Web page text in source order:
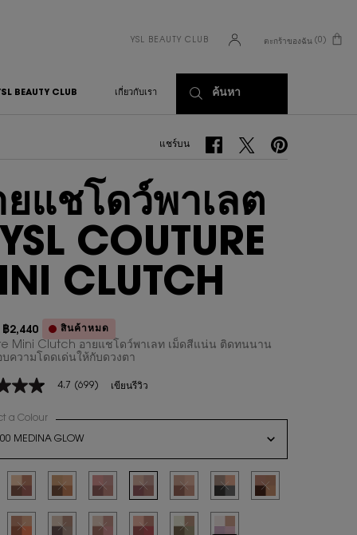
YSL BEAUTY CLUB ตะกร้าของฉัน 0
0 PRODUCT IN CART
BEAUTY CLUB เกี่ยวกับเรา ค้นหา
แชร์บน แชร์บน Facebook
แชร์บน Twitterแชร์บน Pinterest
แชโดว์พาเลต
COUTURE
CLUTCH
฿2,440 สินค้าหมด
Mini Clutch อายแชโดว์พาเลท เม็ดสีแน่น ติดทนนาน
ความโดดเด่นให้กับดวงตา
4.7 (699) เขียนรีวิว
MEDINA GLOW
ดแล้วค่ะ 500 MEDINA GLOW
a Colourfor อายแชโดว์พาเลตต์ YSL COUTURE MINI CLUTCH
ดแล้วค่ะ
Selected
สินค้าหมดแล้วค่ะ
Selected
สินค้าหมดแล้วค่ะ
Selected
สินค้าหมดแล้วค่ะ
Selected
สินค้าหมดแล้วค่ะ
Selected
สินค้าหมดแล้วค่ะ
Selected
สินค้าหมดแล้วค่ะ
Selected
สินค้าหมดแล้วค่ะ
ดแล้วค่ะ
Selected
สินค้าหมดแล้วค่ะ
Selected
สินค้าหมดแล้วค่ะ
Selected
สินค้าหมดแล้วค่ะ
Selected
สินค้าหมดแล้วค่ะ
Selected
สินค้าหมดแล้วค่ะ